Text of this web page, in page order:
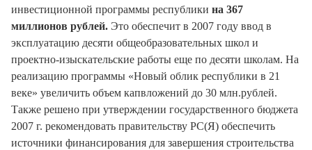
инвестиционной программы республики на 367
миллионов рублей. Это обеспечит в 2007 году ввод в
эксплуатацию десяти общеобразовательных школ и
проектно-изыскательские работы еще по десяти школам. На
реализацию программы «Новый облик республики в 21
веке» увеличить объем капвложений до 30 млн.рублей.
Также решено при утверждении государственного бюджета
2007 г. рекомендовать правительству РС(Я) обеспечить
источники финансирования для завершения строительства